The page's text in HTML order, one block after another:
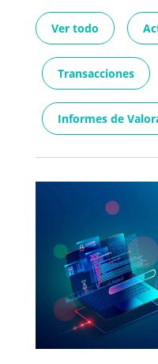
Ver todo
Transacciones
Informes de